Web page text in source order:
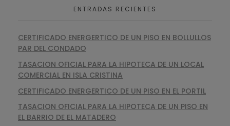
ENTRADAS RECIENTES
CERTIFICADO ENERGERTICO DE UN PISO EN BOLLULLOS
PAR DEL CONDADO
TASACION OFICIAL PARA LA HIPOTECA DE UN LOCAL
COMERCIAL EN ISLA CRISTINA
CERTIFICADO ENERGERTICO DE UN PISO EN EL PORTIL
TASACION OFICIAL PARA LA HIPOTECA DE UN PISO EN
EL BARRIO DE EL MATADERO